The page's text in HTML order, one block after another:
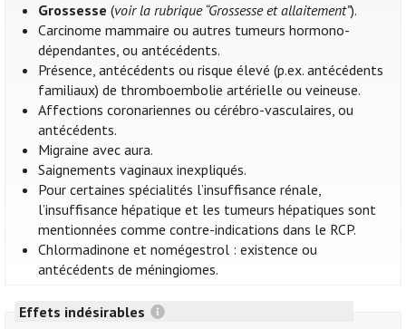
Grossesse (voir la rubrique “Grossesse et allaitement”).
Carcinome mammaire ou autres tumeurs hormono-
dépendantes, ou antécédents.
Présence, antécédents ou risque élevé (p.ex. antécédents
familiaux) de thromboembolie artérielle ou veineuse.
Affections coronariennes ou cérébro-vasculaires, ou
antécédents.
Migraine avec aura.
Saignements vaginaux inexpliqués.
Pour certaines spécialités l’insuffisance rénale,
l’insuffisance hépatique et les tumeurs hépatiques sont
mentionnées comme contre-indications dans le RCP.
Chlormadinone et nomégestrol : existence ou
antécédents de méningiomes.
Effets indésirables